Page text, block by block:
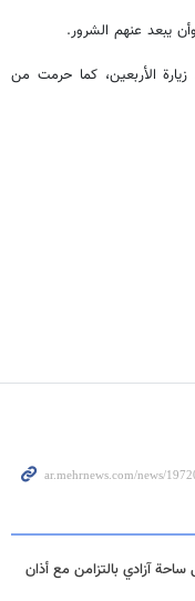
يبعد عنهم الشرور.
الأربعين، كما حرمت من
آزادي بالتزامن مع أذان